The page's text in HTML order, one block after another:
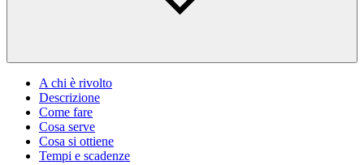
A chi è rivolto
Descrizione
Come fare
Cosa serve
Cosa si ottiene
Tempi e scadenze